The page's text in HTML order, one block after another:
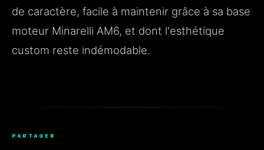
de caractère, facile à maintenir grâce à sa base
moteur Minarelli AM6, et dont l'esthétique
custom reste indémodable.
PARTAGER